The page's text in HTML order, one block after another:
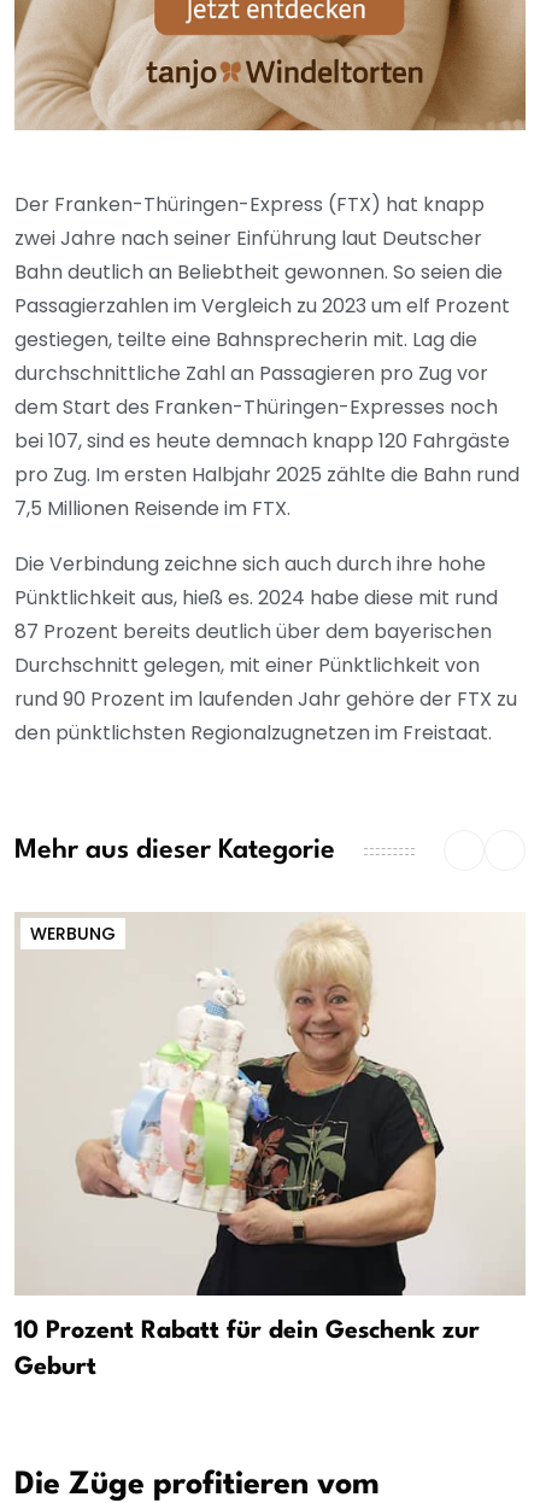
Der Franken-Thüringen-Express (FTX) hat knapp
zwei Jahre nach seiner Einführung laut Deutscher
Bahn deutlich an Beliebtheit gewonnen. So seien die
Passagierzahlen im Vergleich zu 2023 um elf Prozent
gestiegen, teilte eine Bahnsprecherin mit. Lag die
durchschnittliche Zahl an Passagieren pro Zug vor
dem Start des Franken-Thüringen-Expresses noch
bei 107, sind es heute demnach knapp 120 Fahrgäste
pro Zug. Im ersten Halbjahr 2025 zählte die Bahn rund
7,5 Millionen Reisende im FTX.
Die Verbindung zeichne sich auch durch ihre hohe
Pünktlichkeit aus, hieß es. 2024 habe diese mit rund
87 Prozent bereits deutlich über dem bayerischen
Durchschnitt gelegen, mit einer Pünktlichkeit von
rund 90 Prozent im laufenden Jahr gehöre der FTX zu
den pünktlichsten Regionalzugnetzen im Freistaat.
Mehr aus dieser Kategorie
WERBUNG
10 Prozent Rabatt für dein Geschenk zur
Geburt
Die Züge profitieren vom